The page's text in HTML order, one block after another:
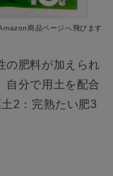
商品ページへ飛びます
の肥料が加えられ
自分で用土を配合
2：完熟たい肥3